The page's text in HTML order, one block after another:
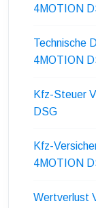
4MOTION
Technische
4MOTION
Kfz-Steuer
DSG
Kfz-
4MOTION
Wertverlust